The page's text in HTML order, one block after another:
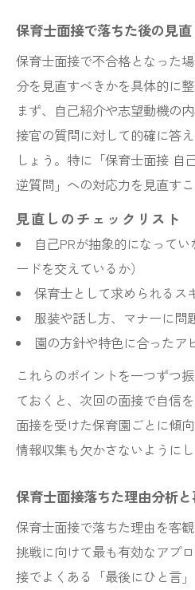
保育士面接で落ちた後の見
保育士面接で不合格となった
分を見直すべきかを具体的に
まず、自己紹介や志望動機の
接官の質問に対して的確に答
しょう。特に「保育士面接 自
逆質問」への対応力を見直す
見直しのチェックリスト
自己PRが抽象的になって
ードを交えているか）
保育士として求められるス
服装や話し方、マナーに問
園の方針や特色に合ったア
これらのポイントを一つずつ
ておくと、次回の面接で自信
面接を受けた保育園ごとに傾
情報収集も欠かさないようにし
保育士面接落ちた理由分析
保育士面接で落ちた理由を客
挑戦に向けて最も有効なアプ
接でよくある「最後にひと言